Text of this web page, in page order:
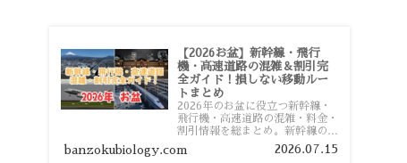
【2026お盆】新幹線・飛行
機・高速道路の混雑＆割引完
全ガイド！損しない移動ルー
トまとめ
2026年のお盆に役立つ新幹線・
飛行機・高速道路の混雑・料金・
割引情報を総まとめ。新幹線の予
約や最繁忙期料金、飛行機を安く
予約するコツ、高速道路の休日割
banzokubiology.com 2026.07.15